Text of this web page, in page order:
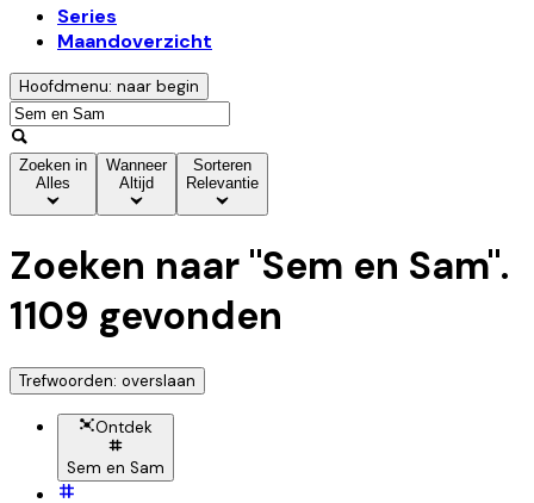
Series
Maandoverzicht
Hoofdmenu: naar begin
Zoeken in
Alles
Wanneer
Altijd
Sorteren
Relevantie
Zoeken naar "Sem en Sam".
1109 gevonden
Trefwoorden: overslaan
Ontdek
Sem en Sam